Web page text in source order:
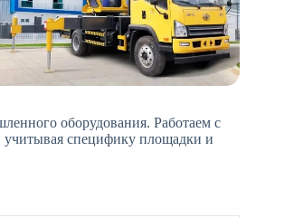
оборудования. Работаем с
учитывая специфику площадки и